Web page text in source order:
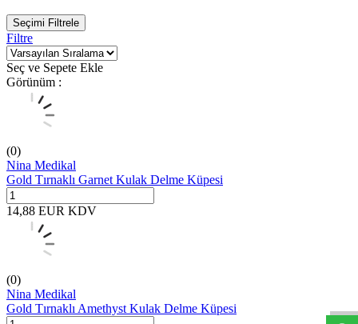
Seçimi Filtrele
Filtre
Seç ve Sepete Ekle
Görünüm :
(0)
Nina Medikal
Gold Tırnaklı Garnet Kulak Delme Küpesi
14,88 EUR KDV
(0)
Nina Medikal
Gold Tırnaklı Amethyst Kulak Delme Küpesi